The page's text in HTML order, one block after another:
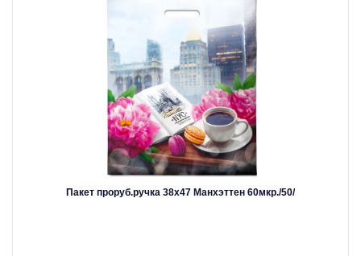
Пакет проруб.ручка 38х47 Манхэттен 60мкр./50/